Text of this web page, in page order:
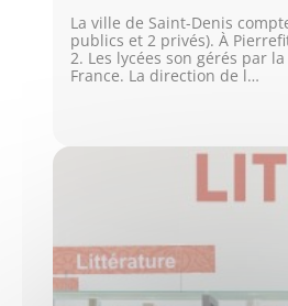
La ville de Saint-Denis
publics et 2 privés). À
2. Les lycées son gérés par
France. La direction de l…